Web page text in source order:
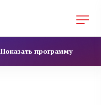
Показать программу